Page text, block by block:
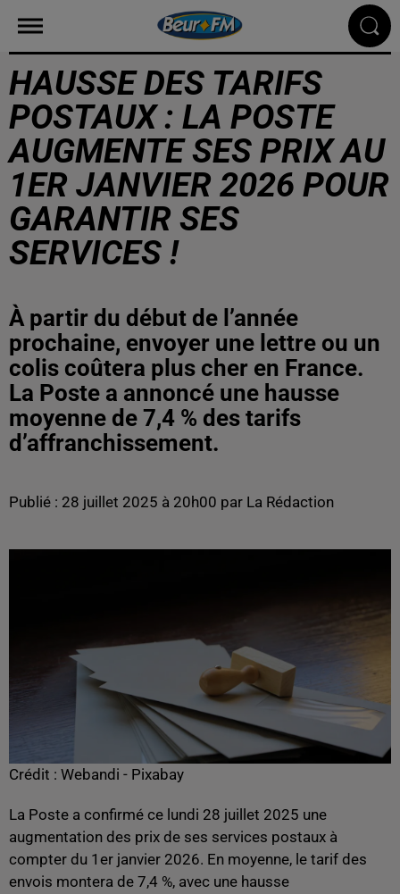
HAUSSE DES TARIFS
POSTAUX : LA POSTE
AUGMENTE SES PRIX AU
1ER JANVIER 2026 POUR
GARANTIR SES
SERVICES !
À partir du début de l’année
prochaine, envoyer une lettre ou un
colis coûtera plus cher en France.
La Poste a annoncé une hausse
moyenne de 7,4 % des tarifs
d’affranchissement.
Publié : 28 juillet 2025 à 20h00 par La Rédaction
Crédit : Webandi - Pixabay
La Poste a confirmé ce lundi 28 juillet 2025 une
augmentation des prix de ses services postaux à
compter du 1er janvier 2026. En moyenne, le tarif des
envois montera de 7,4 %, avec une hausse